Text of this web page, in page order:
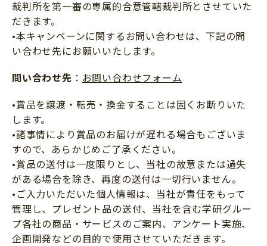
裁判所を第一審の専属的合意管轄裁判所とさせていた
だきます。
•本キャンペーンに関するお問い合わせは、下記の問
い合わせ先にお願いいたします。
問い合わせ先 ： お問い合わせフォーム
•賞品を譲渡・転売・換金することは固くお断りいた
します。
•諸事情により賞品のお届けが遅れる場合もございま
すので、あらかじめご了承ください。
•賞品の送付は一度限りとし、当社の故意または過失
がある場合を除き、再度の送付は一切行いません。
•ご入力いただいた個人情報は、当社が責任をもって
管理し、プレゼント品の送付、当社を含む学研グルー
プ各社の商品・サービスのご案内、アンケート実施、
企画開発などの目的で使用させていただきます。